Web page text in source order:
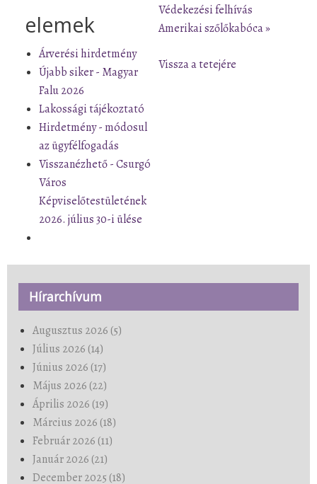
elemek
Árverési hirdetmény
Újabb siker - Magyar
Falu 2026
Lakossági tájékoztató
Hirdetmény - módosul
az ügyfélfogadás
Visszanézhető - Csurgó
Város
Képviselőtestületének
2026. július 30-i ülése
Védekezési felhívás
Amerikai szőlőkabóca »
Vissza a tetejére
Hírarchívum
Augusztus 2026 (5)
Július 2026 (14)
Június 2026 (17)
Május 2026 (22)
Április 2026 (19)
Március 2026 (18)
Február 2026 (11)
Január 2026 (21)
December 2025 (18)